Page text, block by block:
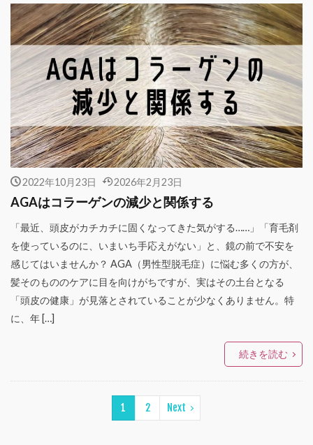
2022年10月23日 2026年2月23日
AGAはコラーゲンの減少と関係する
「最近、頭皮がカチカチに固くなってきた気がする……」「育毛剤
を使っているのに、いまいち手応えがない」と、鏡の前で不安を
感じてはいませんか？ AGA（男性型脱毛症）に悩む多くの方が、
髪そのもののケアに目を向けがちですが、実はその土台となる
「頭皮の健康」が見落とされていることが少なくありません。特
に、年 […]
続きを読む
1 2 Next